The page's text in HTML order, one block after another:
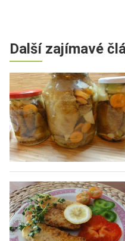
Další zajímavé